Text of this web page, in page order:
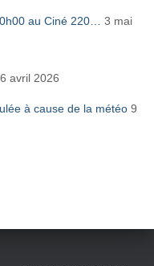
au Ciné 220… 3 mai
avril 2026
à cause de la météo 9